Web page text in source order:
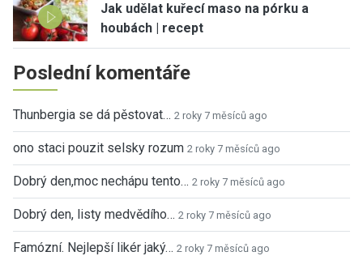
Jak udělat kuřecí maso na pórku a
houbách | recept
Poslední komentáře
Thunbergia se dá pěstovat… 2 roky 7 měsíců ago
ono staci pouzit selsky rozum 2 roky 7 měsíců ago
Dobrý den,moc nechápu tento… 2 roky 7 měsíců ago
Dobrý den, listy medvědího… 2 roky 7 měsíců ago
Famózní. Nejlepší likér jaký… 2 roky 7 měsíců ago